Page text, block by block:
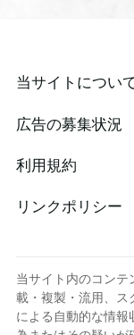
当サイトについ
広告の募集状況
利用規約
リンクポリシー
当サイト内のコン
載・複製・流用、ス
による自動的な情